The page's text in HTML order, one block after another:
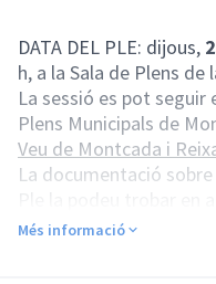
DATA DEL PLE: dijous,
h, a la Sala de Plens de
La sessió es pot
Plens Municipals de
Veu de Montcada i
La documentació
Àudio vídeo Actes -
Més informació